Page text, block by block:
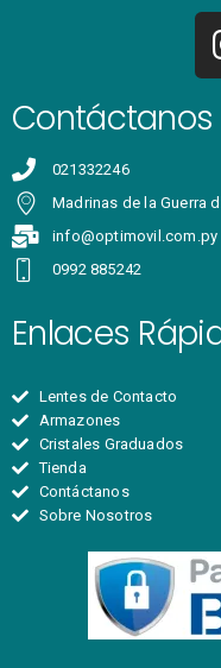
Contáctanos
021332246
Madrinas de la Guerra
info@optimovil.com.py
0992 885242
Enlaces
Lentes de Contacto
Armazones
Cristales Graduados
Tienda
Contáctanos
Sobre Nosotros